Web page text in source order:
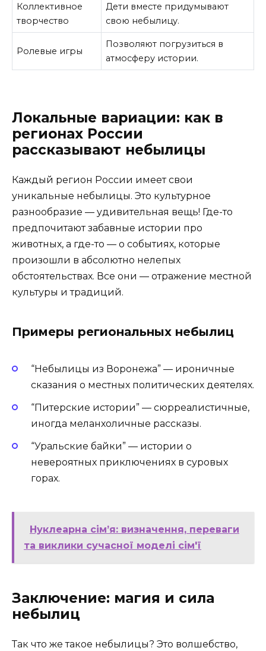
Коллективное
творчество
Дети вместе придумывают
свою небылицу.
Ролевые игры
Позволяют погрузиться в
атмосферу истории.
Локальные вариации: как в
регионах России
рассказывают небылицы
Каждый регион России имеет свои
уникальные небылицы. Это культурное
разнообразие — удивительная вещь! Где-то
предпочитают забавные истории про
животных, а где-то — о событиях, которые
произошли в абсолютно нелепых
обстоятельствах. Все они — отражение местной
культуры и традиций.
Примеры региональных небылиц
“Небылицы из Воронежа” — ироничные
сказания о местных политических деятелях.
“Питерские истории” — сюрреалистичные,
иногда меланхоличные рассказы.
“Уральские байки” — истории о
невероятных приключениях в суровых
горах.
Нуклеарна сім’я: визначення, переваги
та виклики сучасної моделі сім'ї
Заключение: магия и сила
небылиц
Так что же такое небылицы? Это волшебство,